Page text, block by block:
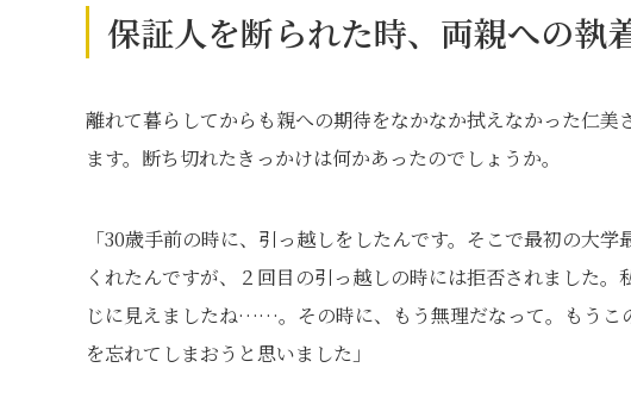
保証人を断られた時、両親への執
離れて暮らしてからも親への期待をなかなか拭えなかった仁
ます。断ち切れたきっかけは何かあったのでしょうか。
「30歳手前の時に、引っ越しをしたんです。そこで最初の大
くれたんですが、２回目の引っ越しの時には拒否されました
じに見えましたね……。その時に、もう無理だなって。もうこ
を忘れてしまおうと思いました」